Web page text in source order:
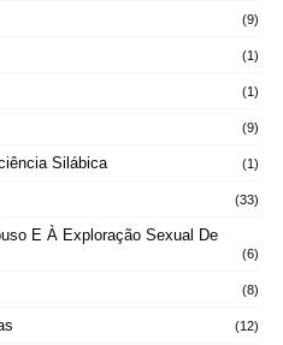
(9)
(1)
(1)
(9)
Silábica (1)
(33)
E À Exploração Sexual De
(6)
(8)
(12)